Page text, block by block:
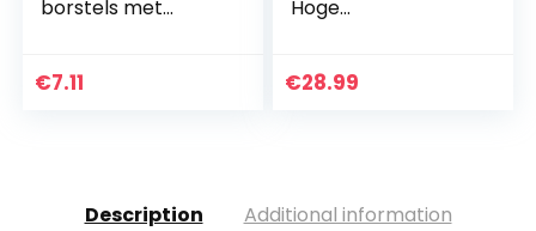
borstels met
€7.11
Hoge
Natuurlijke
€28.99
Description Additional information